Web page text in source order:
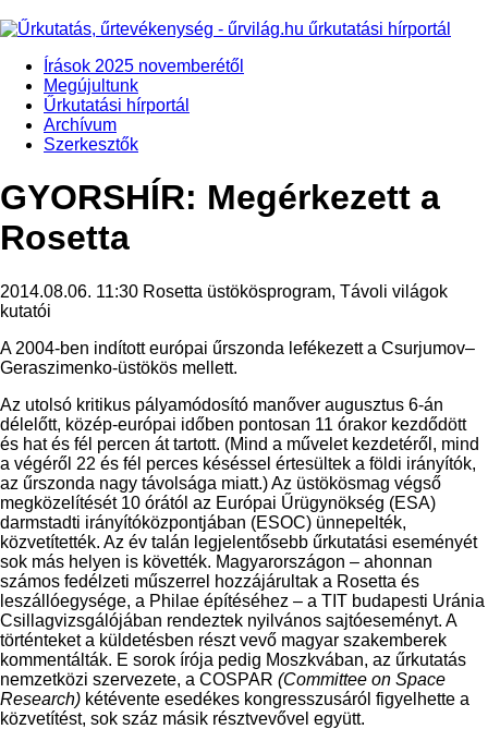
Írások 2025 novemberétől
Megújultunk
Űrkutatási hírportál
Archívum
Szerkesztők
GYORSHÍR: Megérkezett a
Rosetta
2014.08.06. 11:30 Rosetta üstökösprogram, Távoli világok
kutatói
A 2004-ben indított európai űrszonda lefékezett a Csurjumov–
Geraszimenko-üstökös mellett.
Az utolsó kritikus pályamódosító manőver augusztus 6-án
délelőtt, közép-európai időben pontosan 11 órakor kezdődött
és hat és fél percen át tartott. (Mind a művelet kezdetéről, mind
a végéről 22 és fél perces késéssel értesültek a földi irányítók,
az űrszonda nagy távolsága miatt.) Az üstökösmag végső
megközelítését 10 órától az Európai Űrügynökség (ESA)
darmstadti irányítóközpontjában (ESOC) ünnepelték,
közvetítették. Az év talán legjelentősebb űrkutatási eseményét
sok más helyen is követték. Magyarországon – ahonnan
számos fedélzeti műszerrel hozzájárultak a Rosetta és
leszállóegysége, a Philae építéséhez – a TIT budapesti Uránia
Csillagvizsgálójában rendeztek nyilvános sajtóeseményt. A
történteket a küldetésben részt vevő magyar szakemberek
kommentálták. E sorok írója pedig Moszkvában, az űrkutatás
nemzetközi szervezete, a COSPAR (Committee on Space
Research) kétévente esedékes kongresszusáról figyelhette a
közvetítést, sok száz másik résztvevővel együtt.